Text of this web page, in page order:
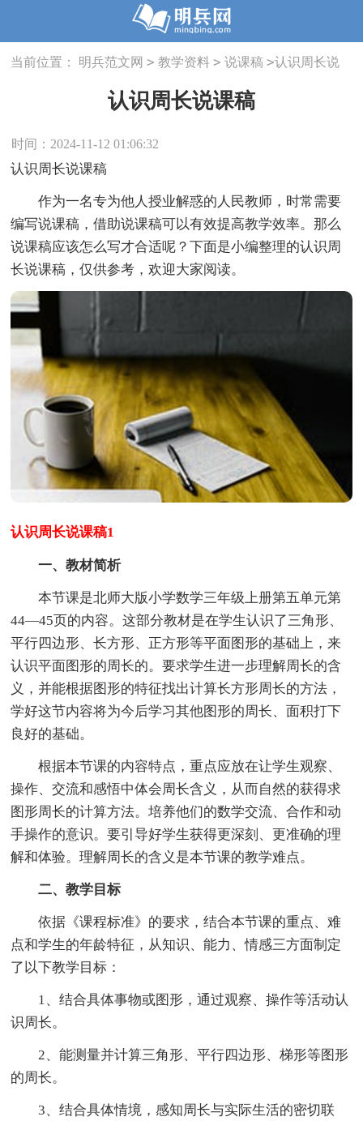
当前位置： 明兵范文网 > 教学资料 > 说课稿 >认识周长说
认识周长说课稿
时间：2024-11-12 01:06:32
认识周长说课稿
作为一名专为他人授业解惑的人民教师，时常需要
编写说课稿，借助说课稿可以有效提高教学效率。那么
说课稿应该怎么写才合适呢？下面是小编整理的认识周
长说课稿，仅供参考，欢迎大家阅读。
认识周长说课稿1
一、教材简析
本节课是北师大版小学数学三年级上册第五单元第
44—45页的内容。这部分教材是在学生认识了三角形、
平行四边形、长方形、正方形等平面图形的基础上，来
认识平面图形的周长的。要求学生进一步理解周长的含
义，并能根据图形的特征找出计算长方形周长的方法，
学好这节内容将为今后学习其他图形的周长、面积打下
良好的基础。
根据本节课的内容特点，重点应放在让学生观察、
操作、交流和感悟中体会周长含义，从而自然的获得求
图形周长的计算方法。培养他们的数学交流、合作和动
手操作的意识。要引导好学生获得更深刻、更准确的理
解和体验。理解周长的含义是本节课的教学难点。
二、教学目标
依据《课程标准》的要求，结合本节课的重点、难
点和学生的年龄特征，从知识、能力、情感三方面制定
了以下教学目标：
1、结合具体事物或图形，通过观察、操作等活动认
识周长。
2、能测量并计算三角形、平行四边形、梯形等图形
的周长。
3、结合具体情境，感知周长与实际生活的密切联